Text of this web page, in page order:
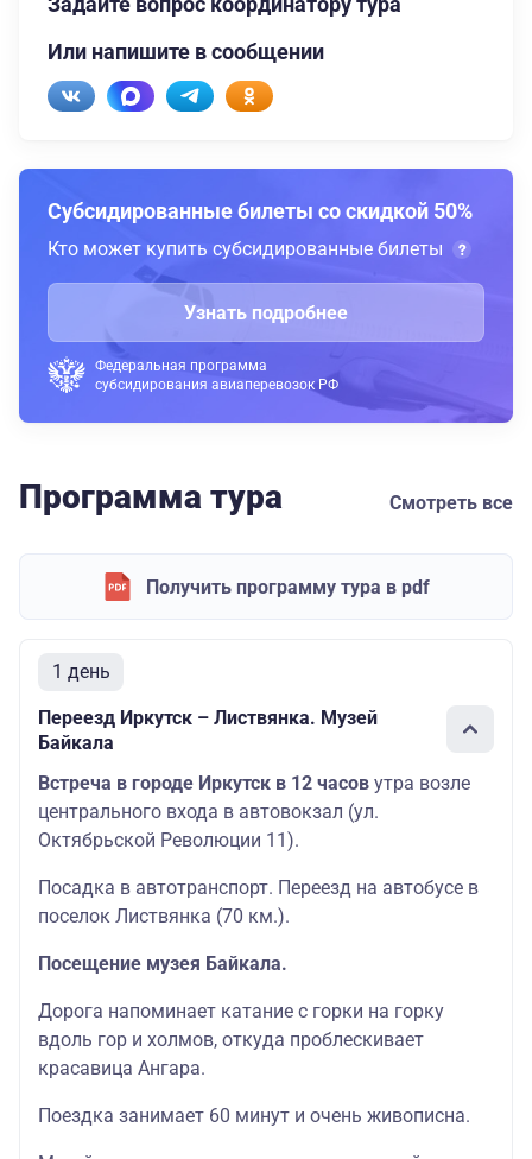
Или напишите в сообщении
Субсидированные билеты со скидкой 50%
Кто может купить субсидированные билеты
Узнать подробнее
Федеральная программа
субсидирования авиаперевозок РФ
Программа тура Смотреть все
Получить программу тура в pdf
1 день
Переезд Иркутск – Листвянка. Музей
Байкала
Встреча в городе Иркутск в 12 часов утра возле
центрального входа в автовокзал (ул.
Октябрьской Революции 11).
Посадка в автотранспорт. Переезд на автобусе в
поселок Листвянка (70 км.).
Посещение музея Байкала.
Дорога напоминает катание с горки на горку
вдоль гор и холмов, откуда проблескивает
красавица Ангара.
Поездка занимает 60 минут и очень живописна.